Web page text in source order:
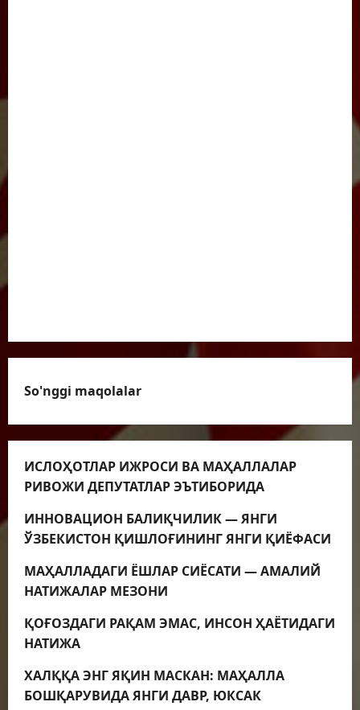
So'nggi maqolalar
ИСЛОҲОТЛАР ИЖРОСИ ВА МАҲАЛЛАЛАР
РИВОЖИ ДЕПУТАТЛАР ЭЪТИБОРИДА
ИННОВАЦИОН БАЛИҚЧИЛИК — ЯНГИ
ЎЗБЕКИСТОН ҚИШЛОҒИНИНГ ЯНГИ ҚИЁФАСИ
МАҲАЛЛАДАГИ ЁШЛАР СИЁСАТИ — АМАЛИЙ
НАТИЖАЛАР МЕЗОНИ
ҚОҒОЗДАГИ РАҚАМ ЭМАС, ИНСОН ҲАЁТИДАГИ
НАТИЖА
ХАЛҚҚА ЭНГ ЯҚИН МАСКАН: МАҲАЛЛА
БОШҚАРУВИДА ЯНГИ ДАВР, ЮКСАК